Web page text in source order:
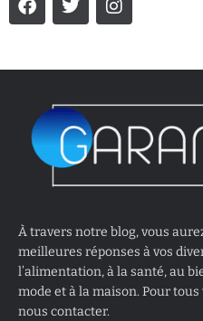
À travers notre blog, vous
meilleures réponses à vos
l’alimentation, à la santé, au
mode et à la maison. Pour tous
nous contacter.